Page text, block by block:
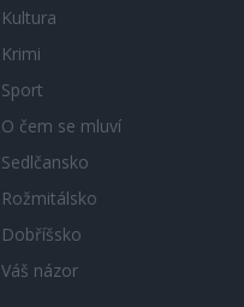
Kultura
Krimi
Sport
O čem se mluví
Sedlčansko
Rožmitálsko
Dobříšsko
Váš názor